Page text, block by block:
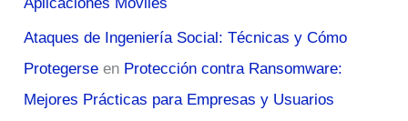
Ataques de Ingeniería Social: Técnicas y Cómo
Protegerse en Protección contra Ransomware:
Mejores Prácticas para Empresas y Usuarios